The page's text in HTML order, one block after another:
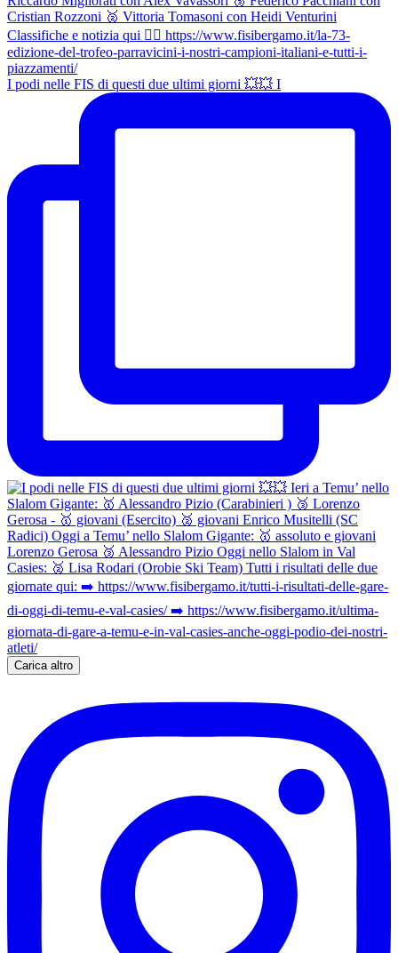
I podi nelle FIS di questi due ultimi giorni 💥💥 I
Carica altro